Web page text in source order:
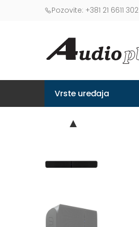
Pozovite: +381 21 6611 302
Vrste uređaja
▲